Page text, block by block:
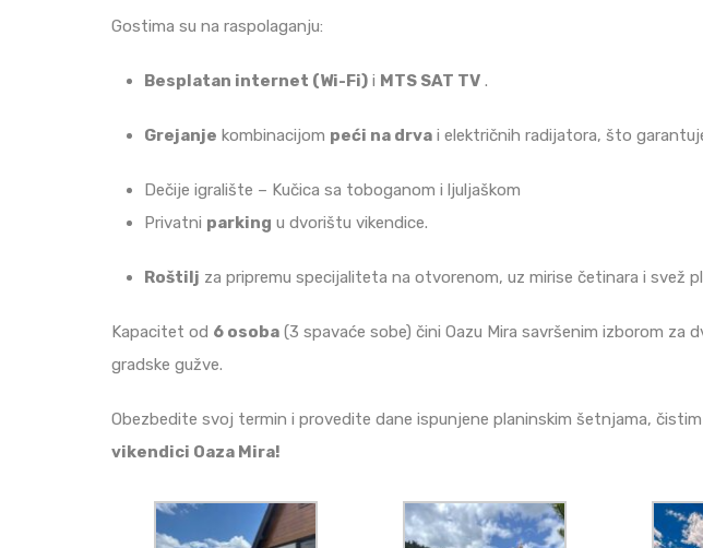
Gostima su na raspolaganju:
Besplatan internet (Wi-Fi) i MTS SAT TV .
Grejanje kombinacijom peći na drva i električnih radijatora, što
Dečije igralište – Kučica sa toboganom i ljuljaškom
Privatni parking u dvorištu vikendice.
Roštilj za pripremu specijaliteta na otvorenom, uz mirise četinara i svež
Kapacitet od 6 osoba (3 spavaće sobe) čini Oazu Mira savršenim izborom za
gradske gužve.
Obezbedite svoj termin i provedite dane ispunjene planinskim šetnjama,
vikendici Oaza Mira!